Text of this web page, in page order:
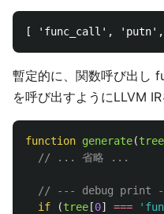
暫定的に、関数呼び出し
を呼び出すようにLLVM IR
function generate(tree
// ... 省略 ...
// --- debug print
if
(tree [0] === '